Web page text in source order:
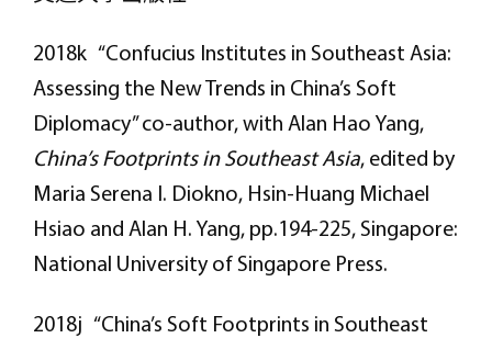
2018k “Confucius Institutes in Southeast Asia:
Assessing the New Trends in China’s Soft
Diplomacy” co-author, with Alan Hao Yang,
China’s Footprints in Southeast Asia, edited by
Maria Serena I. Diokno, Hsin-Huang Michael
Hsiao and Alan H. Yang, pp.194-225, Singapore:
National University of Singapore Press.
2018j “China’s Soft Footprints in Southeast